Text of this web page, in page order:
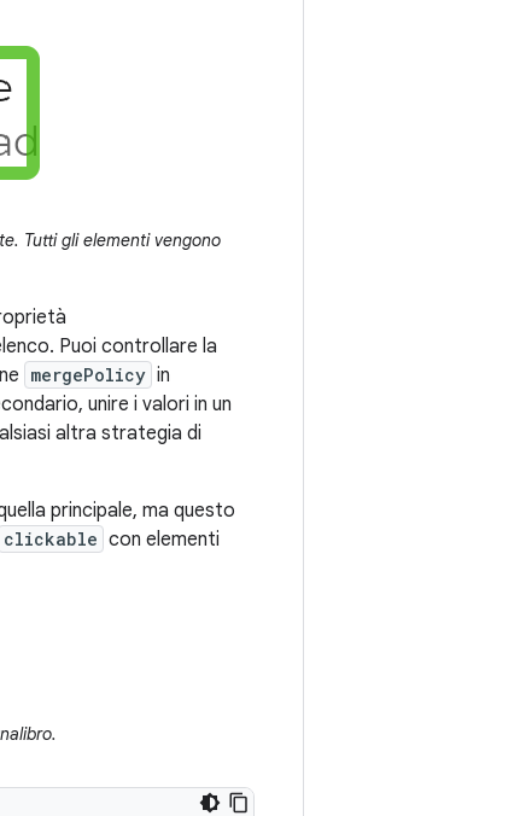
Tutti gli elementi vengono
Puoi controllare la
mergePolicy in
unire i valori in un
altra strategia di
principale, ma questo
clickable con elementi